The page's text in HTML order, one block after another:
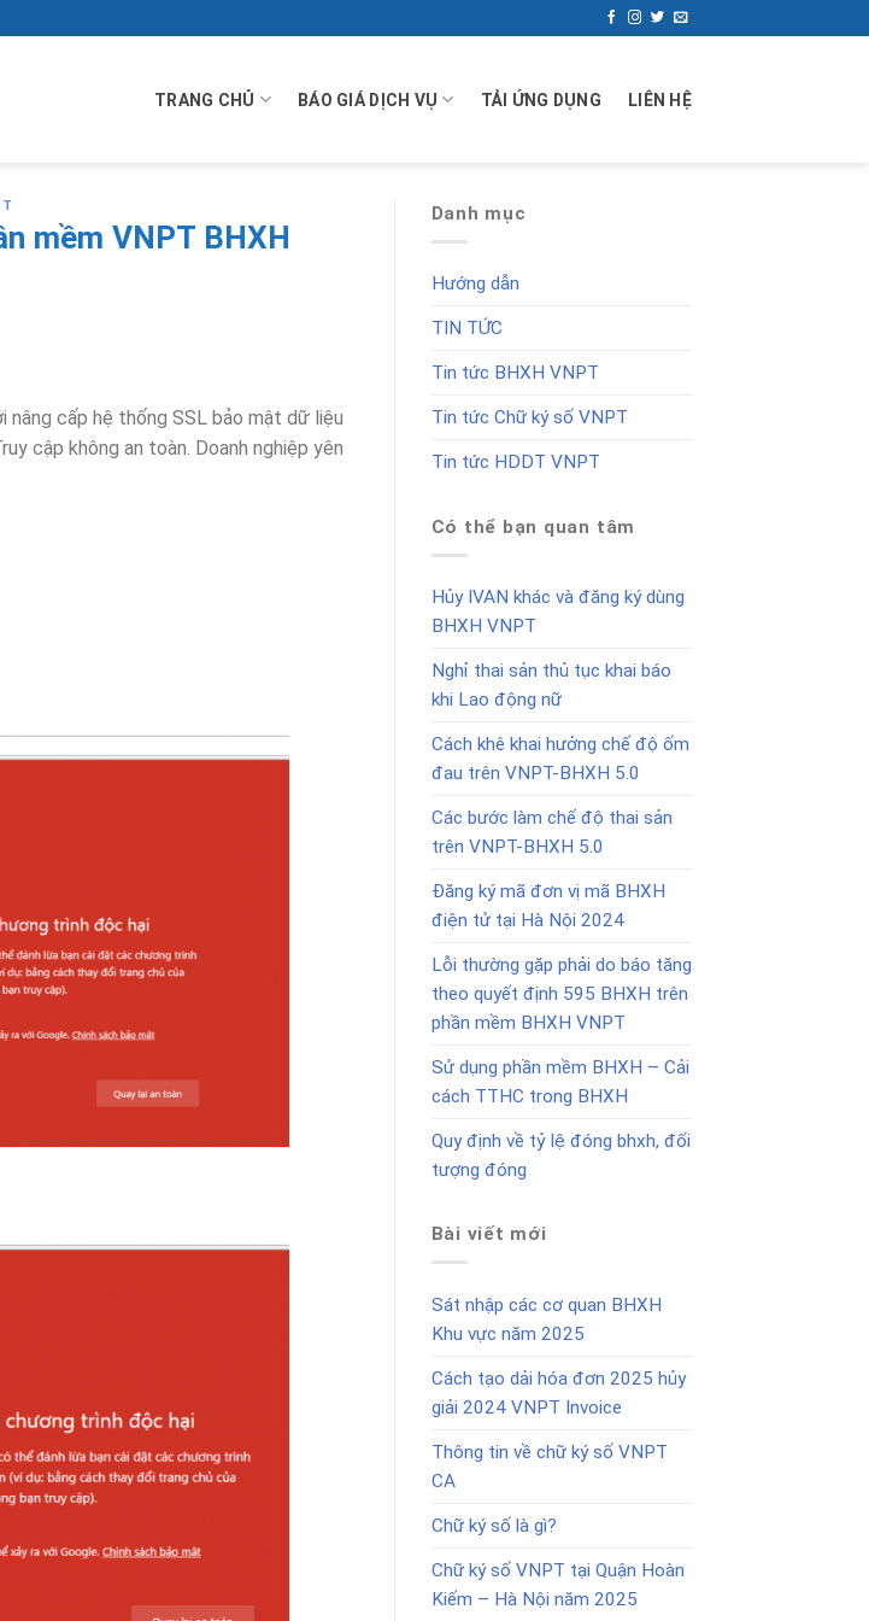
TRANG CHỦ BÁO GIÁ DỊCH VỤ TẢI ỨNG DỤNG LIÊN HỆ
mềm VNPT BHXH
nâng cấp hệ thống SSL bảo mật dữ liệu
cập không an toàn. Doanh nghiệp yên
Danh mục
Hướng dẫn
TIN TỨC
Tin tức BHXH VNPT
Tin tức Chữ ký số VNPT
Tin tức HDDT VNPT
Có thể bạn quan tâm
Hủy IVAN khác và đăng ký dùng
BHXH VNPT
Nghỉ thai sản thủ tục khai báo
khi Lao động nữ
Cách khê khai hưởng chế độ ốm
đau trên VNPT-BHXH 5.0
Các bước làm chế độ thai sản
trên VNPT-BHXH 5.0
Đăng ký mã đơn vị mã BHXH
điện tử tại Hà Nội 2024
Lỗi thường gặp phải do báo tăng
theo quyết định 595 BHXH trên
phần mềm BHXH VNPT
Sử dụng phần mềm BHXH – Cải
cách TTHC trong BHXH
Quy định về tỷ lệ đóng bhxh, đối
tượng đóng
Bài viết mới
Sát nhập các cơ quan BHXH
Khu vực năm 2025
Cách tạo dải hóa đơn 2025 hủy
giải 2024 VNPT Invoice
Thông tin về chữ ký số VNPT
CA
Chữ ký số là gì?
Chữ ký số VNPT tại Quận Hoàn
Kiếm – Hà Nội năm 2025